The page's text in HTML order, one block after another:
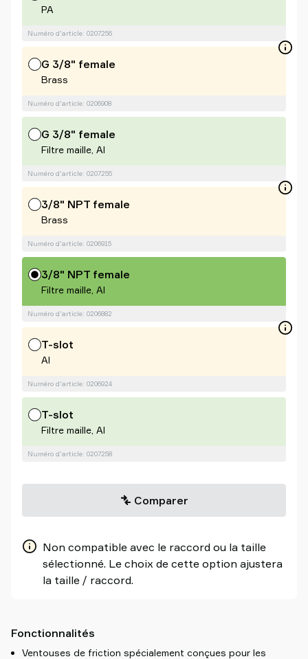
PA
Numéro d'article: 0207256
G 3/8" female
Brass
Numéro d'article: 0206908
G 3/8" female
Filtre maille, Al
Numéro d'article: 0207255
3/8" NPT female
Brass
Numéro d'article: 0206915
3/8" NPT female
Filtre maille, Al
Numéro d'article: 0206882
T-slot
Al
Numéro d'article: 0206924
T-slot
Filtre maille, Al
Numéro d'article: 0207258
Comparer
Non compatible avec le raccord ou la taille
sélectionné. Le choix de cette option ajustera
la taille / raccord.
Fonctionnalités
Ventouses de friction spécialement conçues pour les